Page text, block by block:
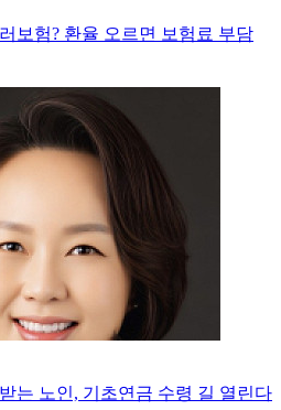
보험? 환율 오르면 보험료 부담
는 노인, 기초연금 수령 길 열린다